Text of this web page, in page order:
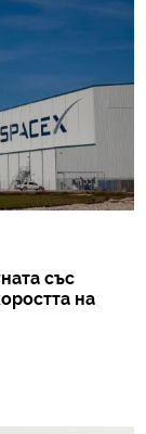
със
на